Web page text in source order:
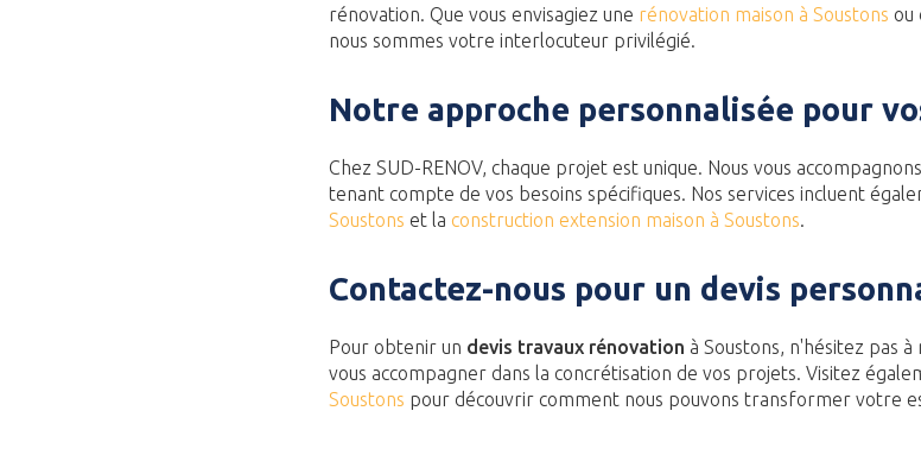
rénovation. Que vous envisagiez une rénovation maison à Soustons ou
nous sommes votre interlocuteur privilégié.
Notre approche personnalisée pour
Chez SUD-RENOV, chaque projet est unique. Nous vous
tenant compte de vos besoins spécifiques. Nos services incluent
Soustons et la construction extension maison à Soustons.
Contactez-nous pour un devis
Pour obtenir un devis travaux rénovation à Soustons, n'hésitez pas
vous accompagner dans la concrétisation de vos projets. Visitez
Soustons pour découvrir comment nous pouvons transformer votre